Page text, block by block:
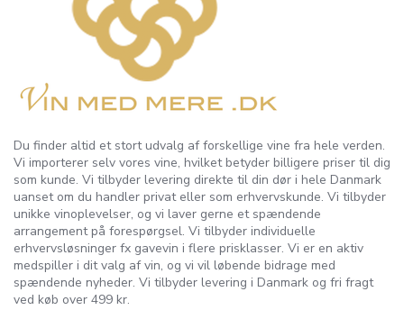
Du finder altid et stort udvalg af forskellige vine fra hele verden.
Vi importerer selv vores vine, hvilket betyder billigere priser til dig
som kunde. Vi tilbyder levering direkte til din dør i hele Danmark
uanset om du handler privat eller som erhvervskunde. Vi tilbyder
unikke vinoplevelser, og vi laver gerne et spændende
arrangement på forespørgsel. Vi tilbyder individuelle
erhvervsløsninger fx gavevin i flere prisklasser. Vi er en aktiv
medspiller i dit valg af vin, og vi vil løbende bidrage med
spændende nyheder. Vi tilbyder levering i Danmark og fri fragt
ved køb over 499 kr.